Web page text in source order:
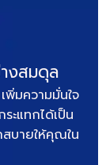
งสมดุล
พิ่มความมั่นใจ
ะแทกได้เป็น
บายให้คุณใน